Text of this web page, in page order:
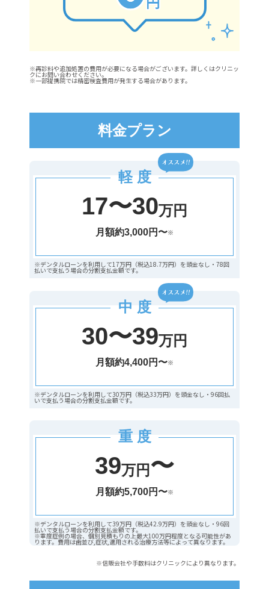
※再診料や追加処置の費用が必要になる場合がございます。詳しくはクリニッ
クにお問い合わせください。
※一部提携院では精密検査費用が発生する場合があります。
料金プラン
軽 度
17〜30万円
月額約3,000円〜※
※デンタルローンを利用して17万円（税込18.7万円）を頭金なし・78回
払いで支払う場合の分割支払金額です。
中 度
30〜39万円
月額約4,400円〜※
※デンタルローンを利用して30万円（税込33万円）を頭金なし・96回払
いで支払う場合の分割支払金額です。
重 度
39万円 〜
月額約5,700円〜※
※デンタルローンを利用して39万円（税込42.9万円）を頭金なし・96回
払いで支払う場合の分割支払金額です。
※重度症例の場合、個別見積もりの上最大100万円程度となる可能性があ
ります。費用は歯並び,症状,適用される治療方法等によって異なります。
※信販会社や手数料はクリニックにより異なります。